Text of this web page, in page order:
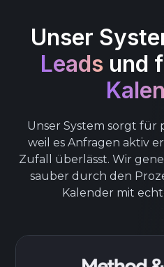
Unser
Leads und
Unser System sorgt
weil es Anfragen aktiv
Zufall überlässt. Wir
sauber durch den
Kalender mit